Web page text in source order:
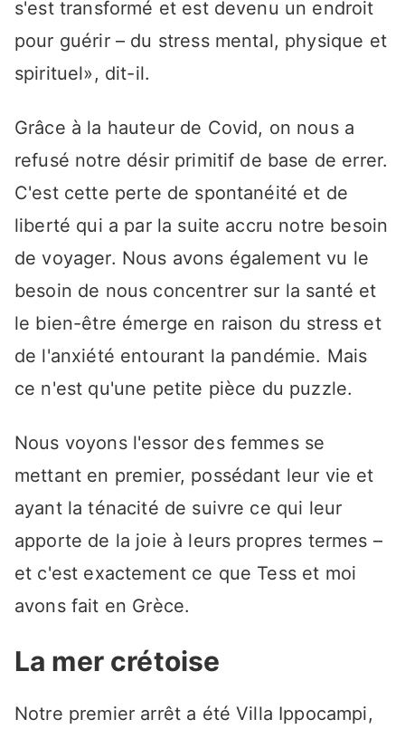
s'est transformé et est devenu un endroit
pour guérir – du stress mental, physique et
spirituel», dit-il.
Grâce à la hauteur de Covid, on nous a
refusé notre désir primitif de base de errer.
C'est cette perte de spontanéité et de
liberté qui a par la suite accru notre besoin
de voyager. Nous avons également vu le
besoin de nous concentrer sur la santé et
le bien-être émerge en raison du stress et
de l'anxiété entourant la pandémie. Mais
ce n'est qu'une petite pièce du puzzle.
Nous voyons l'essor des femmes se
mettant en premier, possédant leur vie et
ayant la ténacité de suivre ce qui leur
apporte de la joie à leurs propres termes –
et c'est exactement ce que Tess et moi
avons fait en Grèce.
La mer crétoise
Notre premier arrêt a été Villa Ippocampi,